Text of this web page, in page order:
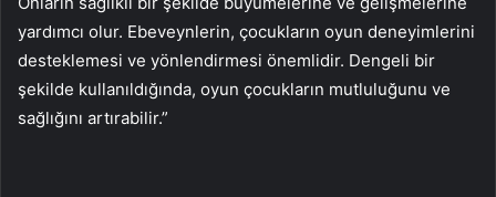
yardımcı olur. Ebeveynlerin, çocukların oyun deneyimlerini
desteklemesi ve yönlendirmesi önemlidir. Dengeli bir
şekilde kullanıldığında, oyun çocukların mutluluğunu ve
sağlığını artırabilir.”